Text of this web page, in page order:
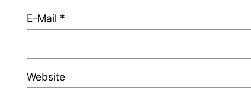
E-Mail *
Website